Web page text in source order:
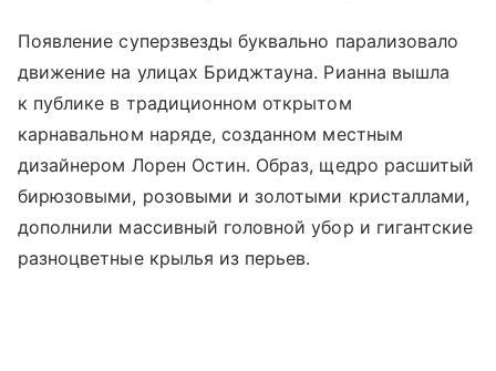
Появление суперзвезды буквально парализовало
движение на улицах Бриджтауна. Рианна вышла
к публике в традиционном открытом
карнавальном наряде, созданном местным
дизайнером Лорен Остин. Образ, щедро расшитый
бирюзовыми, розовыми и золотыми кристаллами,
дополнили массивный головной убор и гигантские
разноцветные крылья из перьев.